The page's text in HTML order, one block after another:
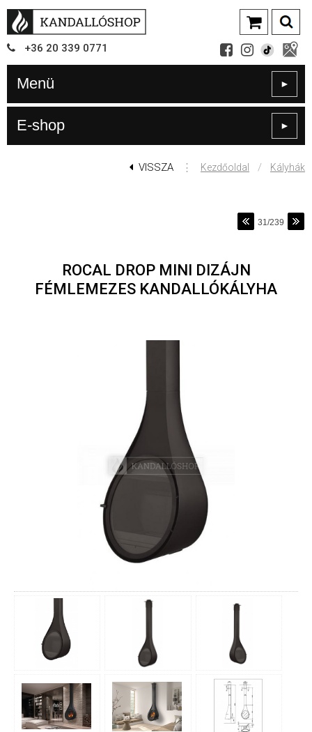
+36 20 339 0771
Menü ►
E-shop ►
VISSZA ⋮ Kezdőoldal / Kályhák
31/239
ROCAL DROP MINI DIZÁJN
FÉMLEMEZES KANDALLÓKÁLYHA